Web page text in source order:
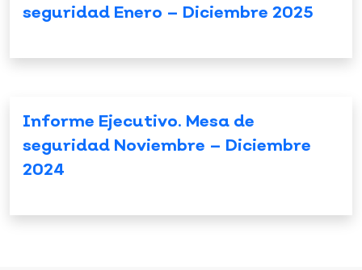
seguridad Enero – Diciembre 2025
Informe Ejecutivo. Mesa de
seguridad Noviembre – Diciembre
2024